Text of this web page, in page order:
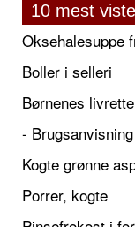
10 mest viste
Oksehalesuppe
Boller i selleri
Børnenes
- Brugsanvisning
Kogte grønne
Porrer, kogte